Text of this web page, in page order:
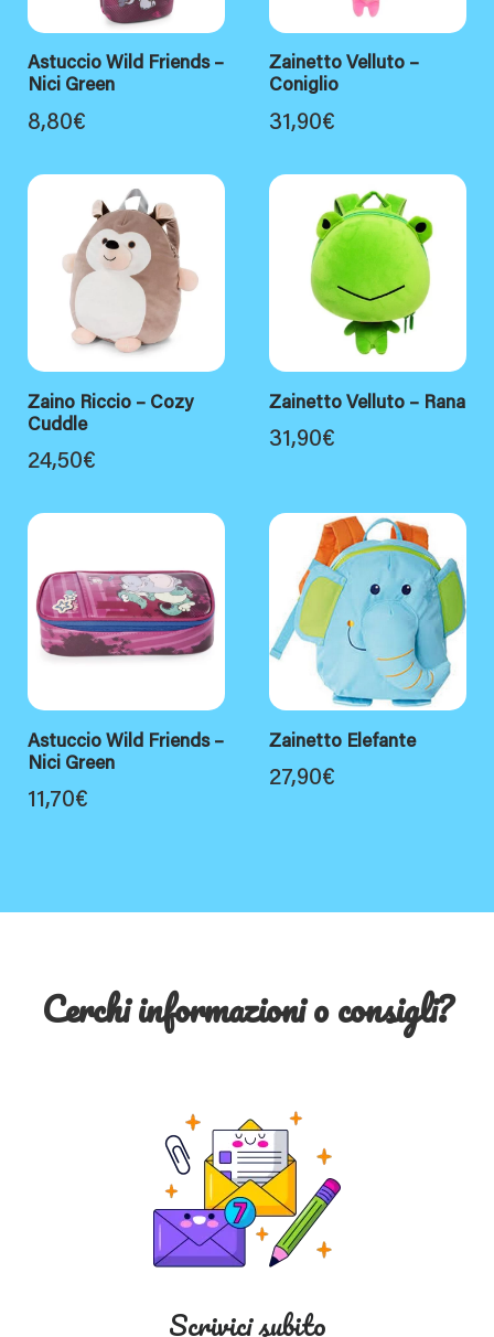
Astuccio Wild Friends –
Nici Green
8,80€
Zainetto Velluto –
Coniglio
31,90€
Zaino Riccio – Cozy
Cuddle
24,50€
Zainetto Velluto – Rana
31,90€
Astuccio Wild Friends –
Nici Green
11,70€
Zainetto Elefante
27,90€
Cerchi informazioni o consigli?
Scrivici subito